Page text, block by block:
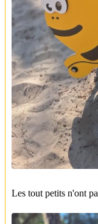
Les tout petits n'ont